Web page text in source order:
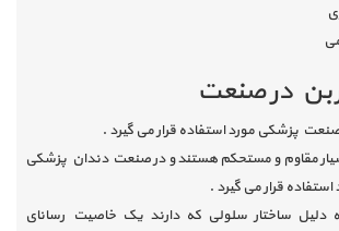
در صنعت
پزشکی مورد استفاده قرار می گیرد .
بسیار مقاوم و مستحکم هستند و در صنعت دندان پزشکی
قرار می گیرد .
دلیل ساختار سلولی که دارند یک خاصیت رسانای